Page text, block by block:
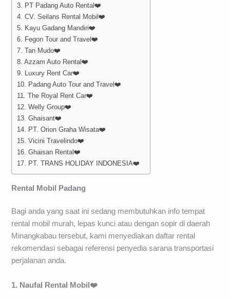
3. PT Padang Auto Rental❤️
4. CV. Seilans Rental Mobil❤️
5. Kayu Gadang Mandiri❤️
6. Fegon Tour and Travel❤️
7. Tan Mudo❤️
8. Azzam Auto Rental❤️
9. Luxury Rent Car❤️
10. Padang Auto Tour and Travel❤️
11. The Royal Rent Car❤️
12. Welly Group❤️
13. Ghaisant❤️
14. PT. Orion Graha Wisata❤️
15. Vicini Travelindo❤️
16. Ghaisan Rental❤️
17. PT. TRANS HOLIDAY INDONESIA❤️
Rental Mobil Padang
Bagi anda yang saat ini sedang membutuhkan info tempat
rental mobil murah, lepas kunci atau dengan sopir di daerah
Minangkabau tersebut, kami menyediakan daftar rental
rekomendasi sebagai referensi penyedia sarana transportasi
perjalanan anda.
1. Naufal Rental Mobil❤️